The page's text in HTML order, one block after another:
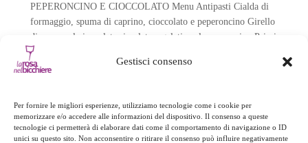
Gestisci consenso
Per fornire le migliori esperienze, utilizziamo tecnologie come i cookie per
memorizzare e/o accedere alle informazioni del dispositivo. Il consenso a queste
tecnologie ci permetterà di elaborare dati come il comportamento di navigazione o ID
unici su questo sito. Non acconsentire o ritirare il consenso può influire negativamente
PEPERONCINO E CIOCCOLATO Menu Antipasti Cialda di
formaggio, spuma di caprino, cioccolato e peperoncino Girello
di manzo al cioccolato, insalata e gelatina al peperoncino Primi
piatti Stroncatura con aglio nero fermentato, briciole d’olio,
peperoncino e fava di cioccolato tostata Riso di Sibari